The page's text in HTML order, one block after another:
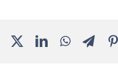
FacebookLinkedInWhatsApp